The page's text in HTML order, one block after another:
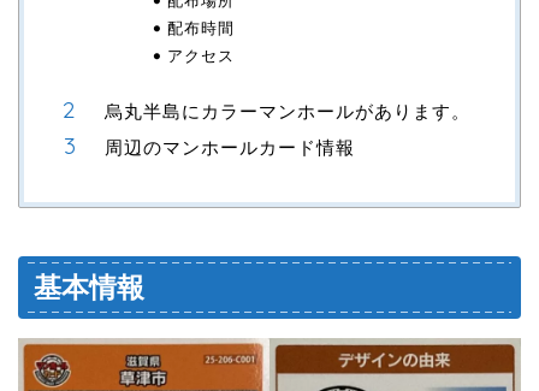
配布時間
アクセス
烏丸半島にカラーマンホールがあります。
周辺のマンホールカード情報
基本情報